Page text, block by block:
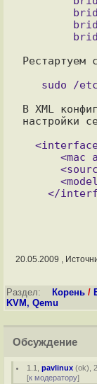
Рестартуем
В XML
настройки
20.05.2009 ,
Раздел: Корень /
KVM, Qemu
Обсуждение
1.1 ,pavlinux (ok),
[к модератору]